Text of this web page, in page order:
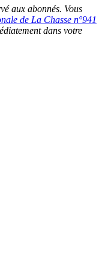
aux abonnés. Vous
de La Chasse n°941
dans votre